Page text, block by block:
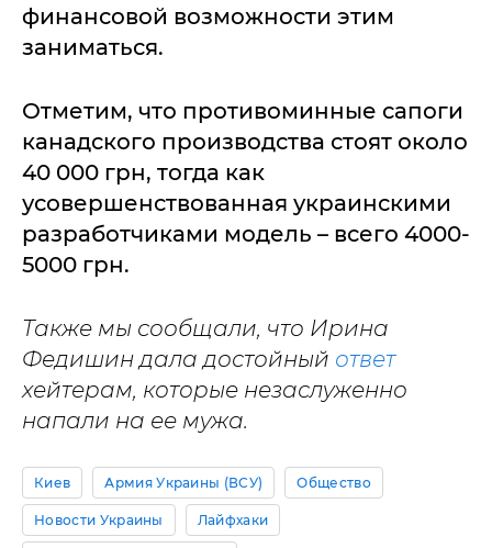
финансовой возможности этим
заниматься.
Отметим, что противоминные сапоги
канадского производства стоят около
40 000 грн, тогда как
усовершенствованная украинскими
разработчиками модель – всего 4000-
5000 грн.
Также мы сообщали, что Ирина
Федишин дала достойный ответ
хейтерам, которые незаслуженно
напали на ее мужа.
Киев Армия Украины (ВСУ) Общество
Новости Украины Лайфхаки